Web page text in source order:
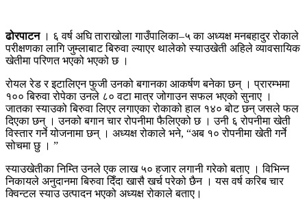
ढोरपाटन। ६ वर्ष अघि ताराखोला गाउँपालिका–५ का अध्यक्ष मनबहादुर रोकाले
परीक्षणका लागि जुम्लाबाट बिरुवा ल्याएर थालेको स्याउखेती अहिले व्यावसायिक
खेतीमा परिणत भएको भएको छ ।
रोयल रेड र इटालिएन फुजी उनको बगानका आकर्षण बनेका छन् । प्रारम्भमा
१०० बिरुवा रोपेका उनले ८० वटा मात्र जोगाउन सफल भएको सुनाए ।
जातका स्याउको बिरुवा लिएर लगाएका रोकाको हाल १४० बोट छन् जसले फल
दिएका छन् । उनको बगान चार रोपनीमा फैलिएको छ । उनी ६ रोपनीमा खेती
विस्तार गर्ने योजनामा छन् । अध्यक्ष रोकाले भने, “अब १० रोपनीमा खेती गर्ने
सोचमा छु । ”
स्याउखेतीका निम्ति उनले एक लाख ५० हजार लगानी गरेको बताए । विभिन्न
निकायले अनुदानमा बिरुवा दिँदा खासै खर्च परेको छैन । यस वर्ष करिब चार
क्विन्टल स्याउ उत्पादन भएको अध्यक्ष रोकाले बताए।